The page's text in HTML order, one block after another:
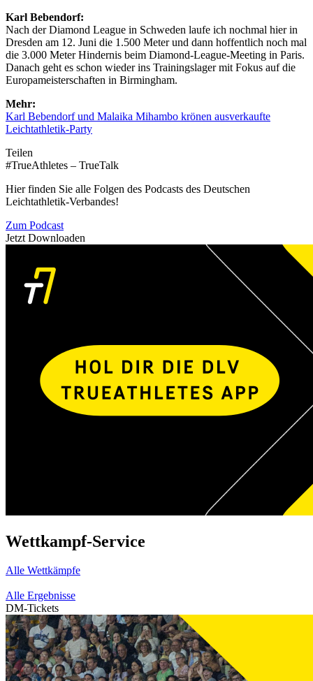
Karl Bebendorf:
Nach der Diamond League in Schweden laufe ich nochmal hier in
Dresden am 12. Juni die 1.500 Meter und dann hoffentlich noch mal
die 3.000 Meter Hindernis beim Diamond-League-Meeting in Paris.
Danach geht es schon wieder ins Trainingslager mit Fokus auf die
Europameisterschaften in Birmingham.
Mehr:
Karl Bebendorf und Malaika Mihambo krönen ausverkaufte
Leichtathletik-Party
Teilen
#TrueAthletes – TrueTalk
Hier finden Sie alle Folgen des Podcasts des Deutschen
Leichtathletik-Verbandes!
Zum Podcast
Jetzt Downloaden
Wettkampf-Service
Alle Wettkämpfe
Alle Ergebnisse
DM-Tickets